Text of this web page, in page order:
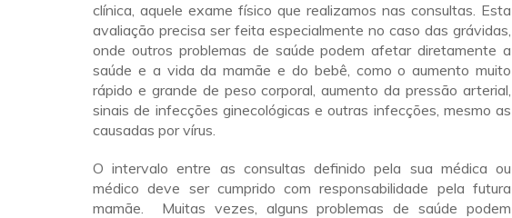
clínica, aquele exame físico que realizamos nas consultas. Esta
avaliação precisa ser feita especialmente no caso das grávidas,
onde outros problemas de saúde podem afetar diretamente a
saúde e a vida da mamãe e do bebê, como o aumento muito
rápido e grande de peso corporal, aumento da pressão arterial,
sinais de infecções ginecológicas e outras infecções, mesmo as
causadas por vírus.
O intervalo entre as consultas definido pela sua médica ou
médico deve ser cumprido com responsabilidade pela futura
mamãe. Muitas vezes, alguns problemas de saúde podem